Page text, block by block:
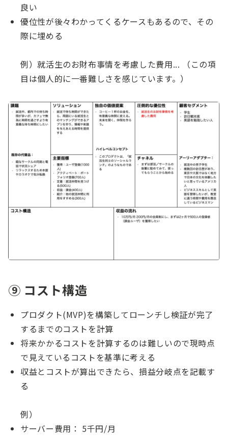
良い
優位性が後々わかってくるケースもあるので、その
際に埋める
例）就活生のお財布事情を考慮した費用... （この項
目は個人的に一番難しさを感じています。）
⑨ コスト構造
プロダクト(MVP)を構築してローンチし検証が完了
するまでのコストを計算
将来かかるコストを計算するのは難しいので現時点
で見えているコストを基準に考える
収益とコストが算出できたら、損益分岐点を記載す
る
例）
サーバー費用： 5千円/月